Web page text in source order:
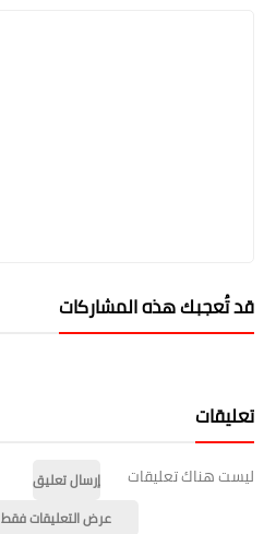
قد تُعجبك هذه المشاركات
تعليقات
ليست هناك تعليقات
إرسال تعليق
عرض التعليقات فقط